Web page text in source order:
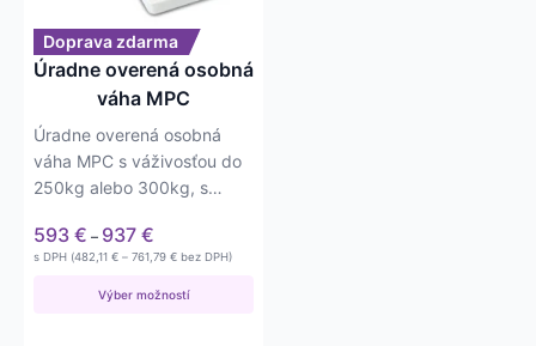
Doprava zdarma
Úradne overená osobná
váha MPC
Úradne overená osobná
váha MPC s váživosťou do
250kg alebo 300kg, s
Napájanie na…
593 € – 937 €
range:
through
s DPH (482,11 € – 761,79 €Price
482,11 €
bez DPH)
Výber možností
môžete
vybrať
produktu.